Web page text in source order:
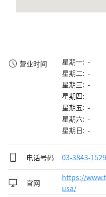
营业时间
星期一: -
星期二: -
星期三: -
星期四: -
星期五: -
星期六: -
星期日: -
电话号码 03-3843-1529
官网
https://
usa/